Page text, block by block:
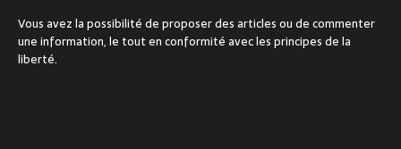
Vous avez la possibilité de proposer des articles ou de commenter
une information, le tout en conformité avec les principes de la
liberté.